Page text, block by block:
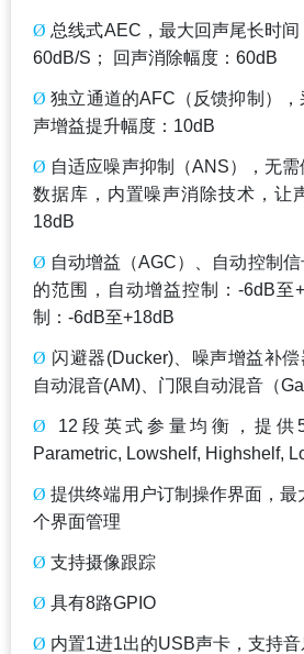
Ø 总线式AEC，最大回声尾长时间
60dB/S； 回声消除幅度：60dB
Ø 独立通道的AFC（反馈抑制）
声增益提升幅度：10dB
Ø 自适应噪声抑制（ANS），无
数据库，内置噪声消除技术，让
18dB
Ø 自动增益（AGC）、自动控制
的范围，自动增益控制：-6dB至
制：-6dB至+18dB
Ø 闪避器(Ducker)、噪声增益补
自动混音(AM)、门限自动混音（
Ø 12 段英式参量均衡，提供
Parametric, Lowshelf, Highshelf,
Ø 提供终端用户订制操作界面，最
个界面管理
Ø 支持摄像跟踪
Ø 具有8路GPIO
Ø 内置1进1出的USB声卡，支持